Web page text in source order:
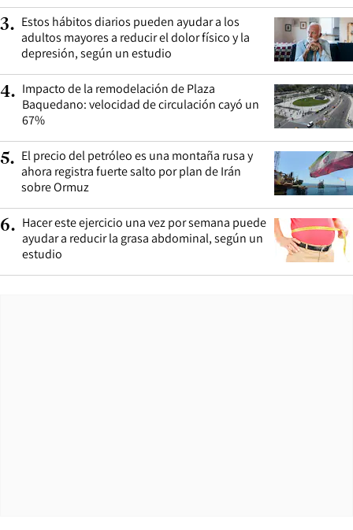
3. Estos hábitos diarios pueden ayudar a los
adultos mayores a reducir el dolor físico y la
depresión, según un estudio
4. Impacto de la remodelación de Plaza
Baquedano: velocidad de circulación cayó un
67%
5. El precio del petróleo es una montaña rusa y
ahora registra fuerte salto por plan de Irán
sobre Ormuz
6. Hacer este ejercicio una vez por semana puede
ayudar a reducir la grasa abdominal, según un
estudio